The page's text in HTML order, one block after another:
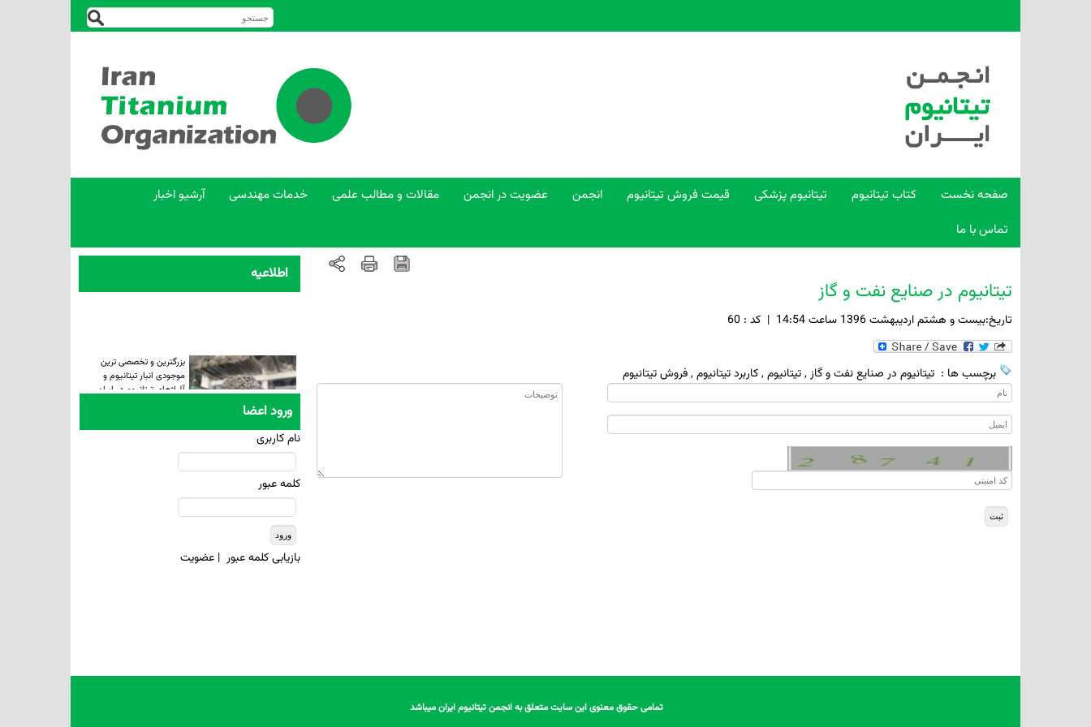
صفحه نخست کتاب تیتانیوم تیتانیوم پزشکی قیمت فروش تیتانیوم انجمن عضویت در انجمن مقالات و مطالب علمی خدمات مهندسی
آرشیو اخبار
تماس با ما
تیتانیوم در صنایع نفت و گاز
تاريخ:بيست و هشتم ارديبهشت 1396 ساعت 14:54 | کد : 60
برچسب ها : تیتانیوم در صنایع نفت و گاز,تیتانیوم,کاربرد تیتانیوم,فروش تیتانیوم
اطلاعیه
بزرگترین و تخصصی ترین
موجودی انبار تیتانیوم و
آلیاژهای تیتانیوم در ایران
ورود اعضا
نام کاربری
کلمه عبور
بازيابی کلمه عبور |عضويت
تمامی حقوق معنوی این سایت متعلق به انجمن تیتانیوم ایران میباشد